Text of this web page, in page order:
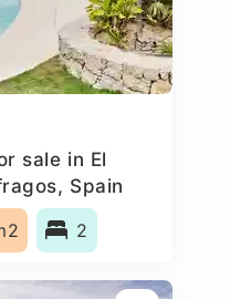
sale in El
Spain
2